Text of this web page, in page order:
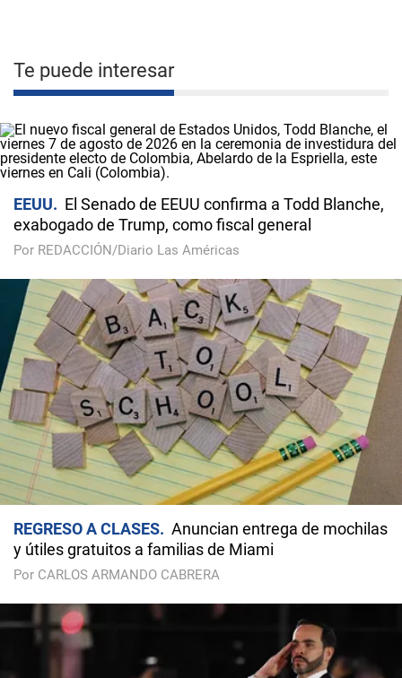
Te puede interesar
EEUU
El Senado de EEUU confirma a Todd Blanche,
exabogado de Trump, como fiscal general
Por REDACCIÓN/Diario Las Américas
REGRESO A CLASES
Anuncian entrega de mochilas
y útiles gratuitos a familias de Miami
Por CARLOS ARMANDO CABRERA